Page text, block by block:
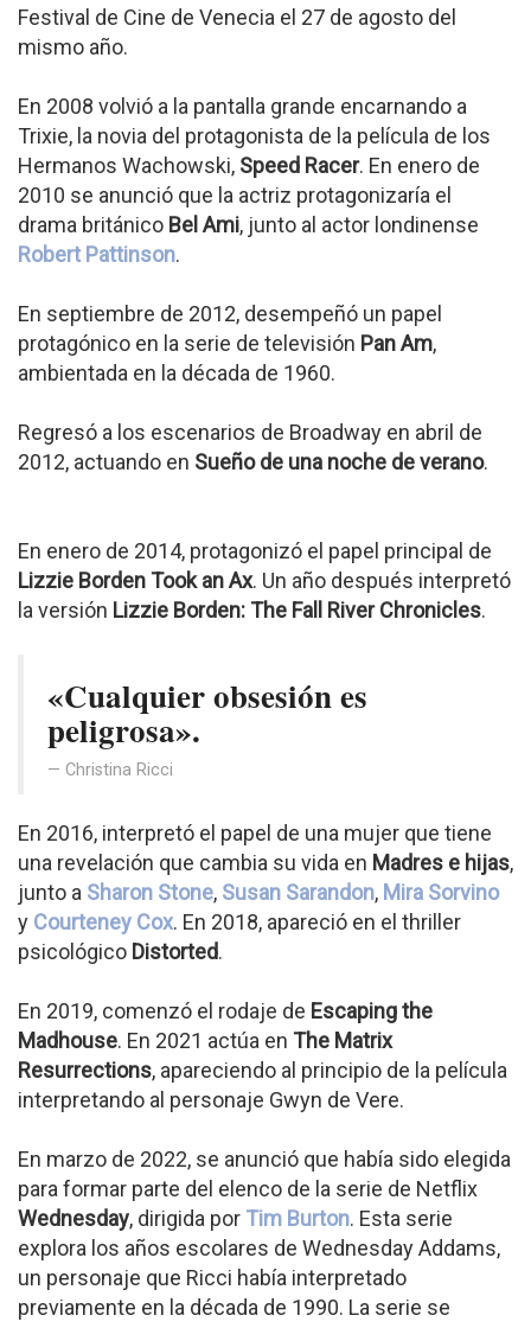
Festival de Cine de Venecia el 27 de agosto del
mismo año.
En 2008 volvió a la pantalla grande encarnando a
Trixie, la novia del protagonista de la película de los
Hermanos Wachowski, Speed Racer. En enero de
2010 se anunció que la actriz protagonizaría el
drama británico Bel Ami, junto al actor londinense
Robert Pattinson.
En septiembre de 2012, desempeñó un papel
protagónico en la serie de televisión Pan Am,
ambientada en la década de 1960.
Regresó a los escenarios de Broadway en abril de
2012, actuando en Sueño de una noche de verano.
En enero de 2014, protagonizó el papel principal de
Lizzie Borden Took an Ax. Un año después interpretó
la versión Lizzie Borden: The Fall River Chronicles.
«Cualquier obsesión es
peligrosa».
Christina Ricci
En 2016, interpretó el papel de una mujer que tiene
una revelación que cambia su vida en Madres e hijas,
junto a Sharon Stone, Susan Sarandon, Mira Sorvino
y Courteney Cox. En 2018, apareció en el thriller
psicológico Distorted.
En 2019, comenzó el rodaje de Escaping the
Madhouse. En 2021 actúa en The Matrix
Resurrections, apareciendo al principio de la película
interpretando al personaje Gwyn de Vere.
En marzo de 2022, se anunció que había sido elegida
para formar parte del elenco de la serie de Netflix
Wednesday, dirigida por Tim Burton. Esta serie
explora los años escolares de Wednesday Addams,
un personaje que Ricci había interpretado
previamente en la década de 1990. La serie se